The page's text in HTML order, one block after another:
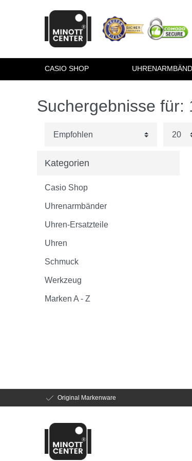
CASIO SHOP
Suchergebnisse für:
Kategorien
Casio Shop
Uhrenarmbänder
Uhren-Ersatzteile
Uhren
Schmuck
Werkzeug
Marken A - Z
Original Markenware